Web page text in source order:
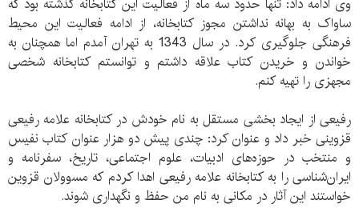
وی ادامه داد: تنها حدود سه ماه از فعالیت این کتابخانه گذشته بود که
ساواک به بهانه نداشتن مجوز کتابخانه، از ادامه فعالیت این محیط
فرهنگی جلوگیری کرد. در سال 1343 به تهران آمدم اما همچنان به
خواندن و خریدن کتاب علاقه داشتم و توانستم کتابخانه شخصی
مجهزی را تهیه کنم.
رفیعی از ایجاد بخشی مستقل به نام خودش در کتابخانه علامه رفیعی
قزوینی خبر داد و عنوان کرد: چندی پیش دو هزار عنوان کتاب نفیس
و منتخب در حوزه‌های ادبیات، علوم اجتماعی، تاریخ، سفرنامه و
ایران‌شناسی را به کتابخانه علامه رفیعی اهدا کردم که مسوولان قزوین
خواستند این آثار در مکانی به نام من حفظ و نگهداری شوند.